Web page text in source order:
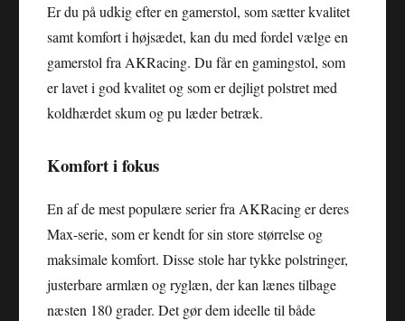
Er du på udkig efter en gamerstol, som sætter kvalitet
samt komfort i højsædet, kan du med fordel vælge en
gamerstol fra AKRacing. Du får en gamingstol, som
er lavet i god kvalitet og som er dejligt polstret med
koldhærdet skum og pu læder betræk.
Komfort i fokus
En af de mest populære serier fra AKRacing er deres
Max-serie, som er kendt for sin store størrelse og
maksimale komfort. Disse stole har tykke polstringer,
justerbare armlæn og ryglæn, der kan lænes tilbage
næsten 180 grader. Det gør dem ideelle til både